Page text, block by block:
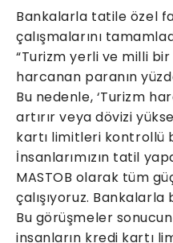
Bankalarla tatile özel
çalışmalarını
“Turizm yerli ve milli
harcanan paranın
Bu nedenle, ‘Turizm
artırır veya dövizi
kartı limitleri kontrollü
İnsanlarımızın tatil
MASTOB olarak tüm
çalışıyoruz.
Bu görüşmeler
insanların kredi kartı